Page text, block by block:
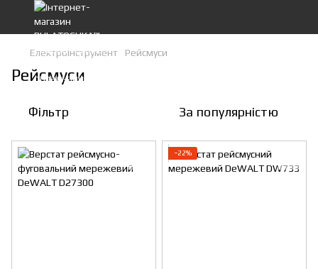
Електроінструмент Рейсмуси
Рейсмуси
Фільтр За популярністю
−22%